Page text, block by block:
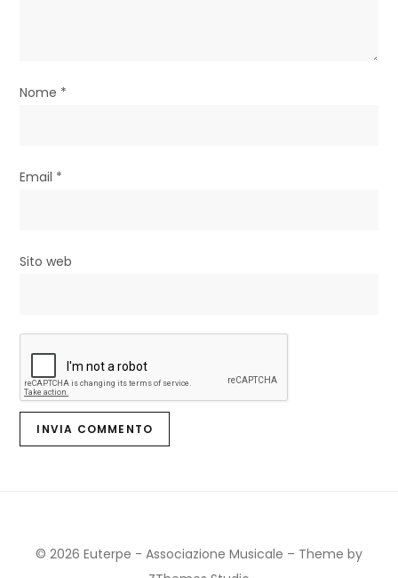
o
Nome *
Email *
Sito web
© 2026 Euterpe - Associazione Musicale – Theme by